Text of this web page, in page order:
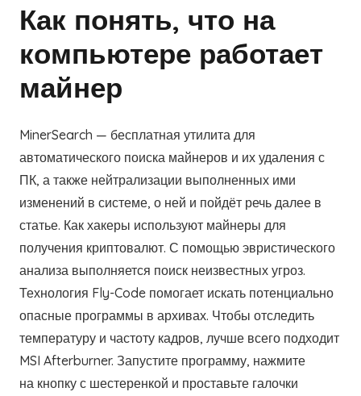
Как понять, что на
компьютере работает
майнер
MinerSearch — бесплатная утилита для
автоматического поиска майнеров и их удаления с
ПК, а также нейтрализации выполненных ими
изменений в системе, о ней и пойдёт речь далее в
статье. Как хакеры используют майнеры для
получения криптовалют. С помощью эвристического
анализа выполняется поиск неизвестных угроз.
Технология Fly-Code помогает искать потенциально
опасные программы в архивах. Чтобы отследить
температуру и частоту кадров, лучше всего подходит
MSI Afterburner. Запустите программу, нажмите
на кнопку с шестеренкой и проставьте галочки